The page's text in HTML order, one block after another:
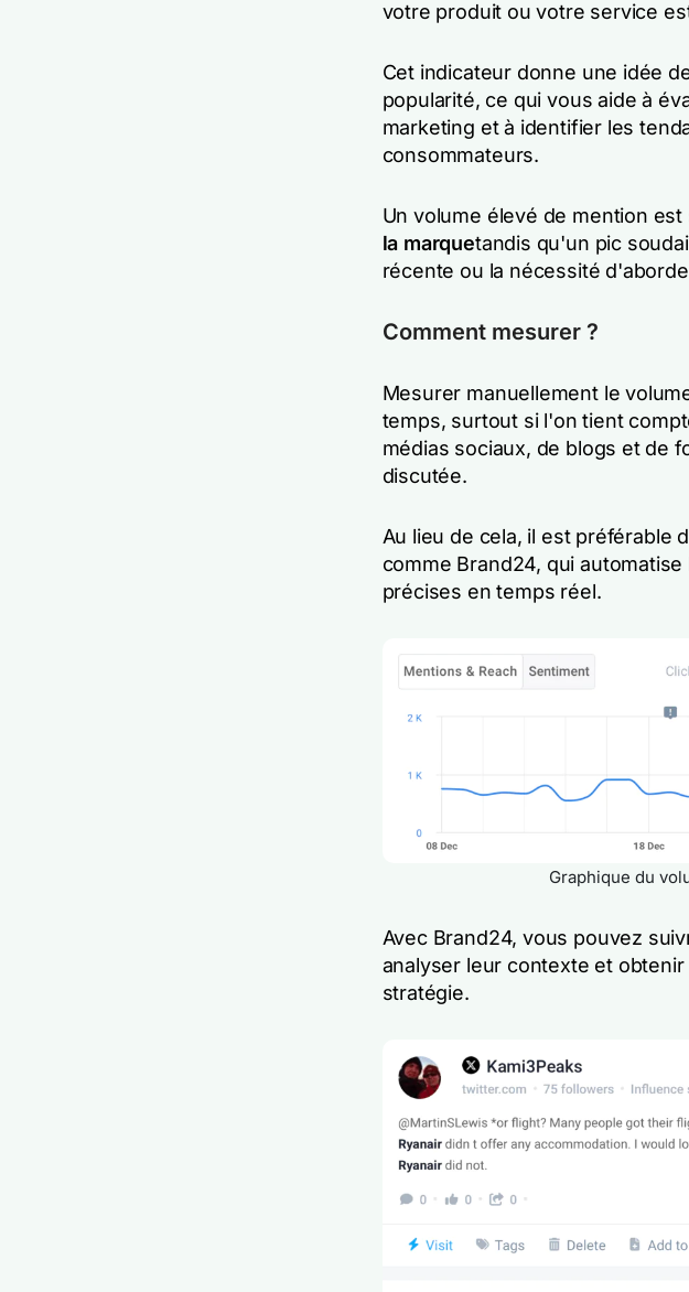
votre produit ou votre service
Cet indicateur donne une idée
popularité, ce qui vous aide à
marketing et à identifier les
consommateurs.
Un volume élevé de mention
la marquetandis qu'un pic
récente ou la nécessité
Comment mesurer ?
Mesurer manuellement le
temps, surtout si l'on tient
médias sociaux, de blogs et de
discutée.
Au lieu de cela, il est préférable
comme Brand24, qui
précises en temps réel.
Graphique du
Avec Brand24, vous pouvez
analyser leur contexte et
stratégie.